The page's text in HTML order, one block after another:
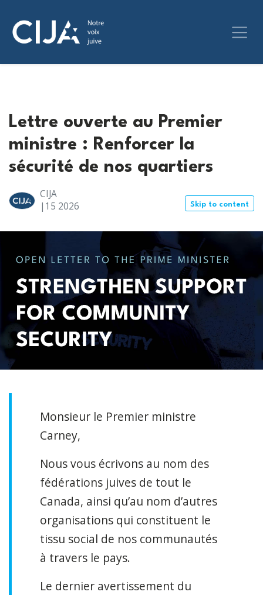
Lettre ouverte au Premier
ministre : Renforcer la
sécurité de nos quartiers
CIJA
|15 2026 Skip to content
Monsieur le Premier ministre
Carney,
Nous vous écrivons au nom des
fédérations juives de tout le
Canada, ainsi qu’au nom d’autres
organisations qui constituent le
tissu social de nos communautés
à travers le pays.
Le dernier avertissement du